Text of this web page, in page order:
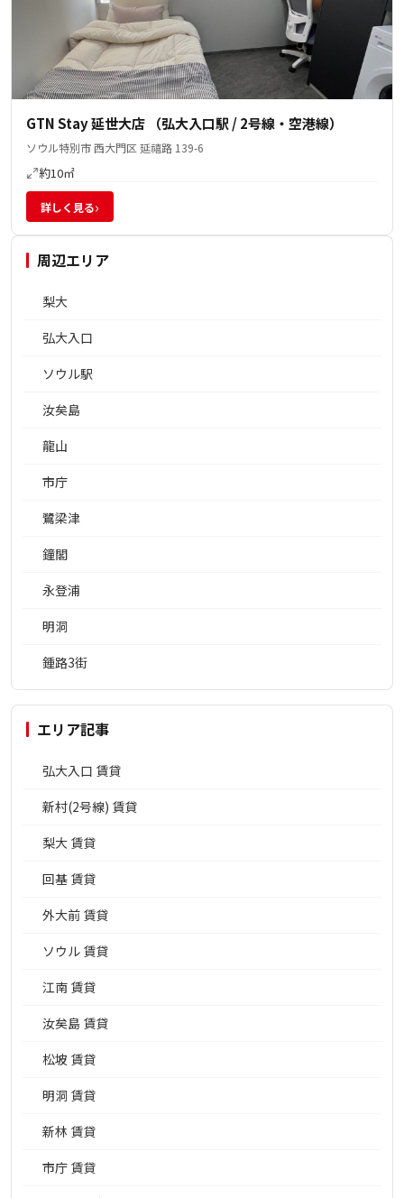
GTN Stay 延世大店 （弘大入口駅 / 2号線・空港線）
ソウル特別市 西大門区 延禧路 139-6
約10㎡
詳しく見る›
周辺エリア
梨大
弘大入口
ソウル駅
汝矣島
龍山
市庁
鷺梁津
鐘閣
永登浦
明洞
鍾路3街
エリア記事
弘大入口 賃貸
新村(2号線) 賃貸
梨大 賃貸
回基 賃貸
外大前 賃貸
ソウル 賃貸
江南 賃貸
汝矣島 賃貸
松坡 賃貸
明洞 賃貸
新林 賃貸
市庁 賃貸